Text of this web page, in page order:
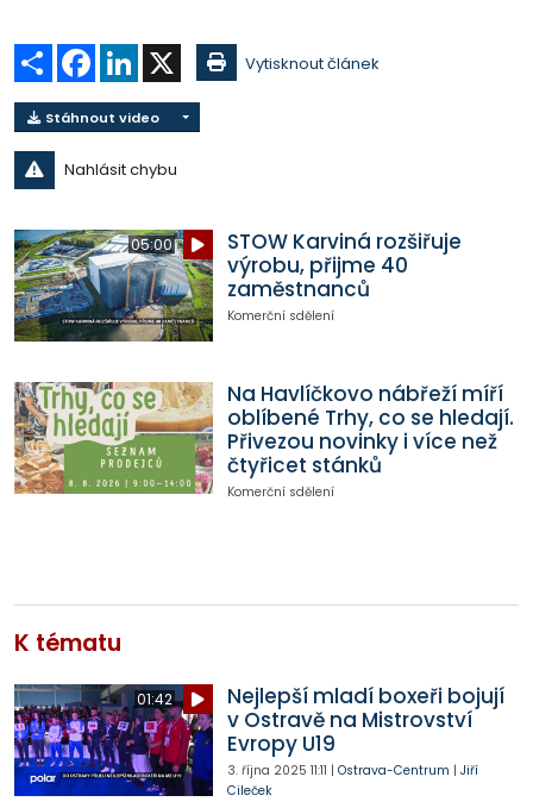
Sdílet Facebook
LinkedIn Vytisknout článek
Stáhnout video
Nahlásit chybu
05:00
STOW Karviná rozšiřuje
výrobu, přijme 40
zaměstnanců
Komerční sdělení
Na Havlíčkovo nábřeží míří
oblíbené Trhy, co se hledají.
Přivezou novinky i více než
čtyřicet stánků
Komerční sdělení
K tématu
01:42
Nejlepší mladí boxeři bojují
v Ostravě na Mistrovství
Evropy U19
3. října 2025 11:11 | Ostrava-Centrum | Jiří
Cileček